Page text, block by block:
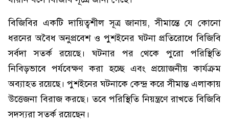
বিজিবির একটি দায়িত্বশীল সূত্র জানায়, সীমান্তে যে কোনো
ধরনের অবৈধ অনুপ্রবেশ ও পুশইনের ঘটনা প্রতিরোধে বিজিবি
সর্বদা সতর্ক রয়েছে। ঘটনার পর থেকে পুরো পরিস্থিতি
নিবিড়ভাবে পর্যবেক্ষণ করা হচ্ছে এবং প্রয়োজনীয় কার্যক্রম
অব্যাহত রয়েছে। পুশইনের ঘটনাকে কেন্দ্র করে সীমান্ত এলাকায়
উত্তেজনা বিরাজ করছে। তবে পরিস্থিতি নিয়ন্ত্রণে রাখতে বিজিবি
সদস্যরা সতর্ক রয়েছেন।